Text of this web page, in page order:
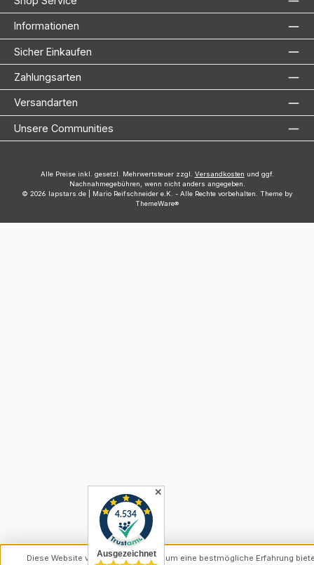
Informationen
Sicher Einkaufen
Zahlungsarten
Versandarten
Unsere Communities
Alle Preise inkl. gesetzl. Mehrwertsteuer zzgl. Versandkosten und ggf.
Nachnahmegebühren, wenn nicht anders angegeben.
© 2026 lapstars.de | Mario Reifschneider e.K. - Alle Rechte vorbehalten. Theme by
ThemeWare®
✕
Diese Website verwendet Cookies, um eine bestmögliche Erfahrung